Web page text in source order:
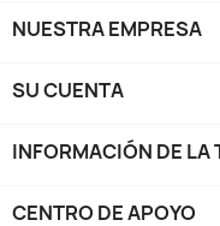
NUESTRA EMPRESA
SU CUENTA
INFORMACIÓN DE LA
CENTRO DE APOYO